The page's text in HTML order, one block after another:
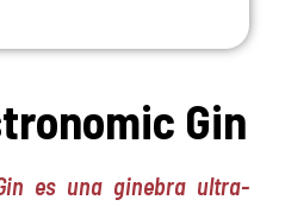
Gin
es una ginebra ultra-